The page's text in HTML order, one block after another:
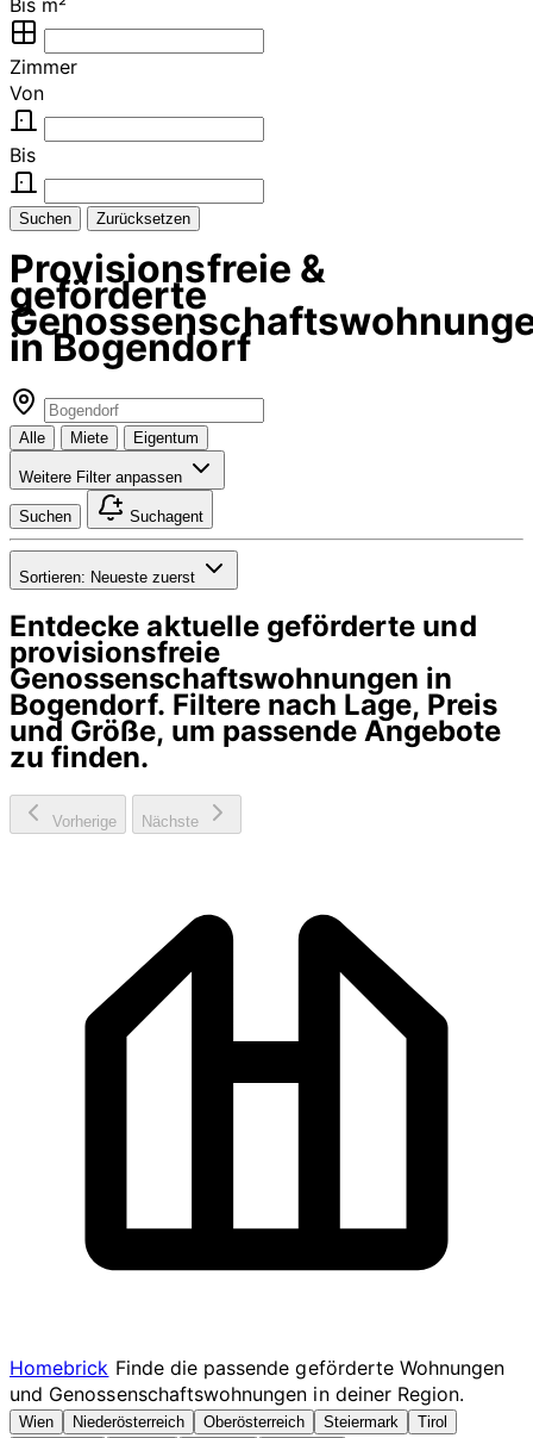
Bis m²
Zimmer
Von
Bis
Suchen Zurücksetzen
Provisionsfreie &
geförderte
in Bogendorf
Alle Miete Eigentum
Weitere Filter anpassen
Suchen Suchagent
Sortieren: Neueste zuerst
Entdecke aktuelle geförderte und
provisionsfreie
Genossenschaftswohnungen in
Bogendorf. Filtere nach Lage, Preis
und Größe, um passende Angebote
zu finden.
Vorherige Nächste
Homebrick Finde die passende geförderte Wohnungen
und Genossenschaftswohnungen in deiner Region.
Wien Niederösterreich Oberösterreich Steiermark
Tirol